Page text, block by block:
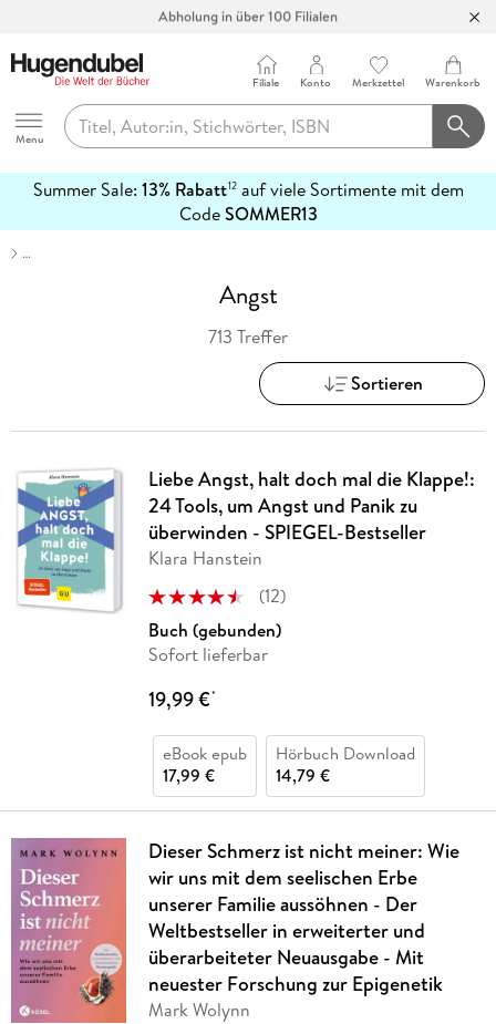
Abholung in über 100 Filialen
Hugendubel
Menu
Filiale Konto Merkzettel Warenkorb
Summer Sale: 13% Rabatt12auf viele Sortimente mit dem
CodeSOMMER13
erfahren
…
Angst
713 Treffer
Sortieren
Liebe Angst, halt doch mal die Klappe!:
24 Tools, um Angst und Panik zu
überwinden - SPIEGEL-Bestseller
Klara Hanstein
(12)
Buch (gebunden)
Sofort lieferbar
19,99 €*
eBook epub
17,99 €
Hörbuch Download
14,79 €
Dieser Schmerz ist nicht meiner: Wie
wir uns mit dem seelischen Erbe
unserer Familie aussöhnen - Der
Weltbestseller in erweiterter und
überarbeiteter Neuausgabe - Mit
neuester Forschung zur Epigenetik
Mark Wolynn